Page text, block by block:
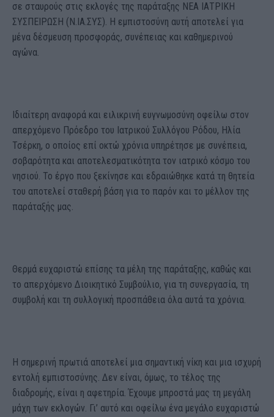
σε σταυρούς στις εκλογές της παράταξης ΝΕΑ ΙΑΤΡΙΚΗ
ΣΥΣΠΕΙΡΩΣΗ (Ν.ΙΑ.ΣΥΣ). Η εμπιστοσύνη αυτή αποτελεί για
μένα δέσμευση προσφοράς, συνέπειας και καθημερινού
αγώνα.
Ιδιαίτερη αναφορά και ειλικρινή ευγνωμοσύνη οφείλω στον
απερχόμενο Πρόεδρο του Ιατρικού Συλλόγου Ρόδου, Ηλία
Τσέρκη, ο οποίος επί οκτώ χρόνια υπηρέτησε με συνέπεια,
σοβαρότητα και αποτελεσματικότητα τον ιατρικό κόσμο του
νησιού. Το έργο που ξεκίνησε και εδραιώθηκε κατά τη θητεία
του αποτελεί σταθερή βάση για το παρόν και το μέλλον της
παράταξής μας.
Θερμά ευχαριστώ επίσης τα μέλη της παράταξης, καθώς και
το απερχόμενο Διοικητικό Συμβούλιο, για τη συνεργασία, τη
συμβολή και τη συλλογική προσπάθεια όλα αυτά τα χρόνια.
Η σημερινή πρωτιά αποτελεί μια σημαντική νίκη και μια ισχυρή
εντολή εμπιστοσύνης. Δεν είναι, όμως, το τέλος της
διαδρομής, είναι η αφετηρία. Έχουμε μπροστά μας τη μεγάλη
μάχη των εκλογών. Γι’ αυτό και οφείλω ένα μεγάλο ευχαριστώ